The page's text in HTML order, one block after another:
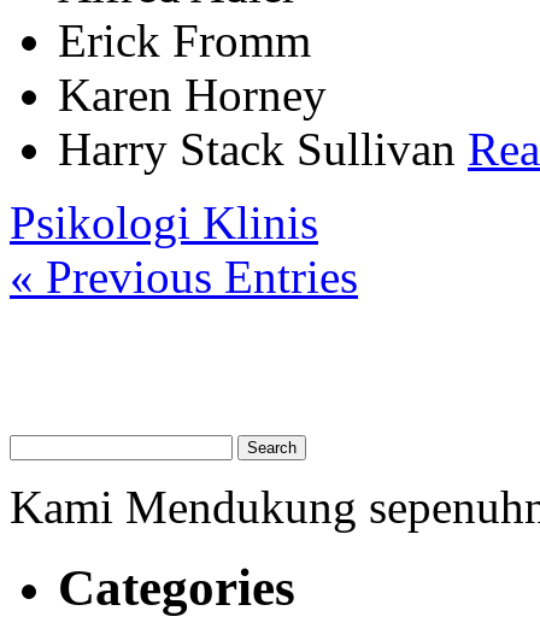
Erick Fromm
Karen Horney
Harry Stack Sullivan
Psikologi Klinis
« Previous Entries
Kami Mendukung
Categories